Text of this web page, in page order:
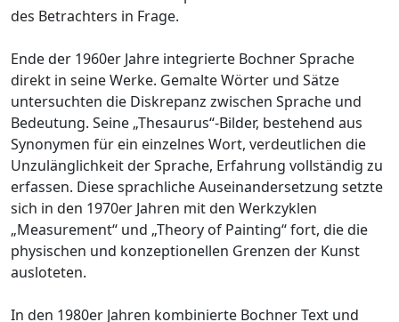
des Betrachters in Frage.
Ende der 1960er Jahre integrierte Bochner Sprache
direkt in seine Werke. Gemalte Wörter und Sätze
untersuchten die Diskrepanz zwischen Sprache und
Bedeutung. Seine „Thesaurus“-Bilder, bestehend aus
Synonymen für ein einzelnes Wort, verdeutlichen die
Unzulänglichkeit der Sprache, Erfahrung vollständig zu
erfassen. Diese sprachliche Auseinandersetzung setzte
sich in den 1970er Jahren mit den Werkzyklen
„Measurement“ und „Theory of Painting“ fort, die die
physischen und konzeptionellen Grenzen der Kunst
ausloteten.
In den 1980er Jahren kombinierte Bochner Text und